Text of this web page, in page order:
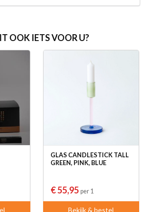
OOK IETS VOOR U?
GLAS CANDLESTICK TALL
GREEN, PINK, BLUE
€ 55,95 per 1
Bekijk & bestel